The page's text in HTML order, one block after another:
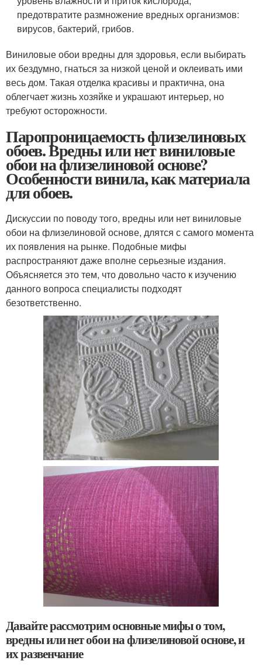
предотвратите размножение вредных организмов:
вирусов, бактерий, грибов.
Виниловые обои вредны для здоровья, если выбирать
их бездумно, гнаться за низкой ценой и оклеивать ими
весь дом. Такая отделка красивы и практична, она
облегчает жизнь хозяйке и украшают интерьер, но
требуют осторожности.
Паропроницаемость флизелиновых
обоев. Вредны или нет виниловые
обои на флизелиновой основе?
Особенности винила, как материала
для обоев.
Дискуссии по поводу того, вредны или нет виниловые
обои на флизелиновой основе, длятся с самого момента
их появления на рынке. Подобные мифы
распространяют даже вполне серьезные издания.
Объясняется это тем, что довольно часто к изучению
данного вопроса специалисты подходят
безответственно.
Давайте рассмотрим основные мифы о том,
вредны или нет обои на флизелиновой основе, и
их развенчание